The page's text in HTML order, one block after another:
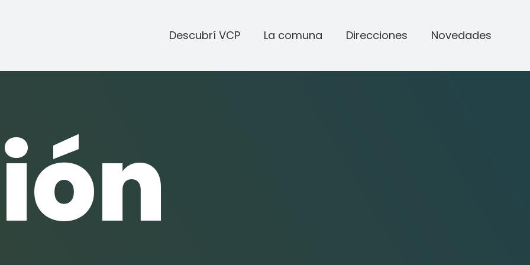
Descubrí VCP La comuna Direcciones Novedades